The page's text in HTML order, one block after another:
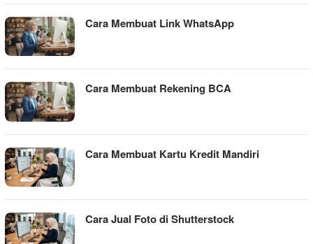
Cara Membuat Link WhatsApp
Cara Membuat Rekening BCA
Cara Membuat Kartu Kredit Mandiri
Cara Jual Foto di Shutterstock